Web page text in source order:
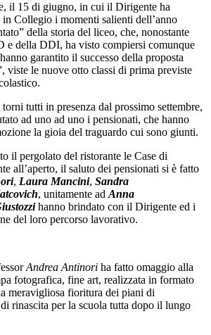
il 15 di giugno, in cui il Dirigente ha
Collegio i momenti salienti dell’anno
della storia del liceo, che, nonostante
e della DDI, ha visto compiersi comunque
garantito il successo della proposta
viste le nuove otto classi di prima previste
tutti in presenza dal prossimo settembre,
ad uno ad uno i pensionati, che hanno
la gioia del traguardo cui sono giunti.
il pergolato del ristorante le Case di
all’aperto, il saluto dei pensionati si è fatto
, Laura Mancini, Sandra
, unitamente ad Anna
hanno brindato con il Dirigente ed i
del loro percorso lavorativo.
Andrea Antinori ha fatto omaggio alla
fotografica, fine art, realizzata in formato
meravigliosa fioritura dei piani di
rinascita per la scuola tutta dopo il lungo